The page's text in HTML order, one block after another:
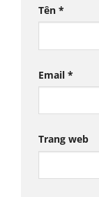
Tên *
Email *
Trang web